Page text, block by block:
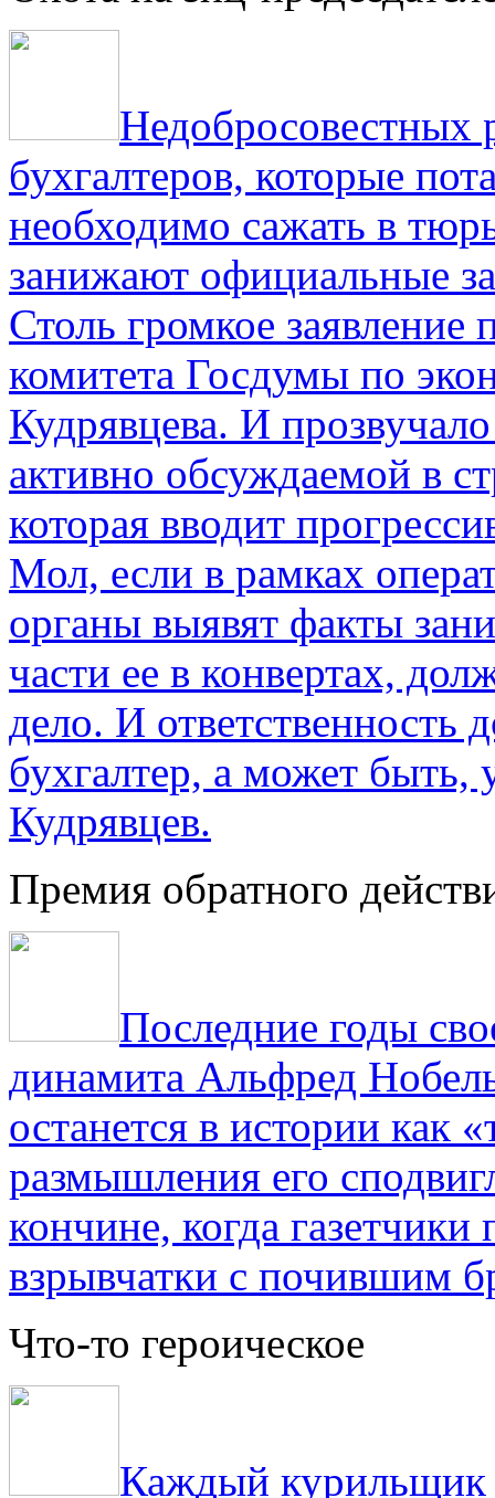
Недобросовестных
бухгалтеров, которые
необходимо сажать в
занижают официальные
Столь громкое заявление
комитета Госдумы по
Кудрявцева. И
активно обсуждаемой в
которая вводит
Мол, если в рамках
органы выявят факты
части ее в конвертах,
дело. И ответственность
бухгалтер, а может быть,
Кудрявцев.
Премия обратного
Последние годы
динамита Альфред
останется в истории как
размышления его
кончине, когда газетчики
взрывчатки с почившим
Что-то героическое
Каждый курильщик